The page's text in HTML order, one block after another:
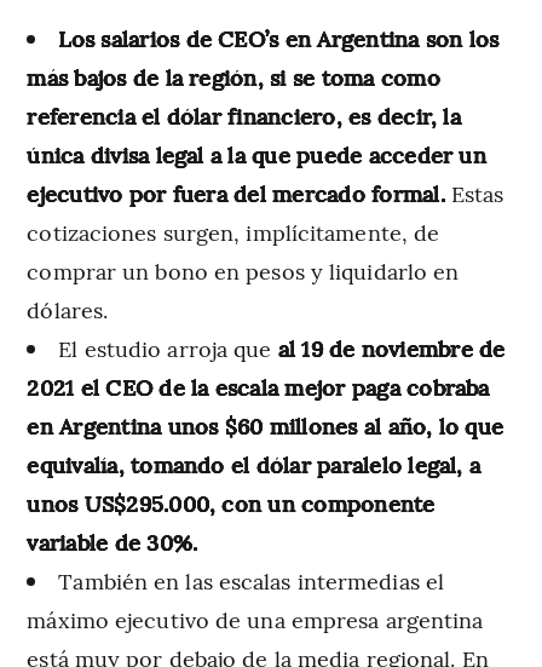
Los salarios de CEO’s en Argentina son los
más bajos de la región, si se toma como
referencia el dólar financiero, es decir, la
única divisa legal a la que puede acceder un
ejecutivo por fuera del mercado formal.Estas
cotizaciones surgen, implícitamente, de
comprar un bono en pesos y liquidarlo en
dólares.
El estudio arroja que al 19 de noviembre de
2021 el CEO de la escala mejor paga cobraba
en Argentina unos $60 millones al año, lo que
equivalía, tomando el dólar paralelo legal, a
unos US$295.000, con un componente
variable de 30%.
También en las escalas intermedias el
máximo ejecutivo de una empresa argentina
está muy por debajo de la media regional. En